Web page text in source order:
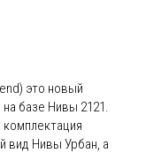
это новый
базе Нивы 2121.
вид Нивы Урбан, а